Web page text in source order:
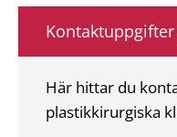
Här hittar du
plastikkirurgiska